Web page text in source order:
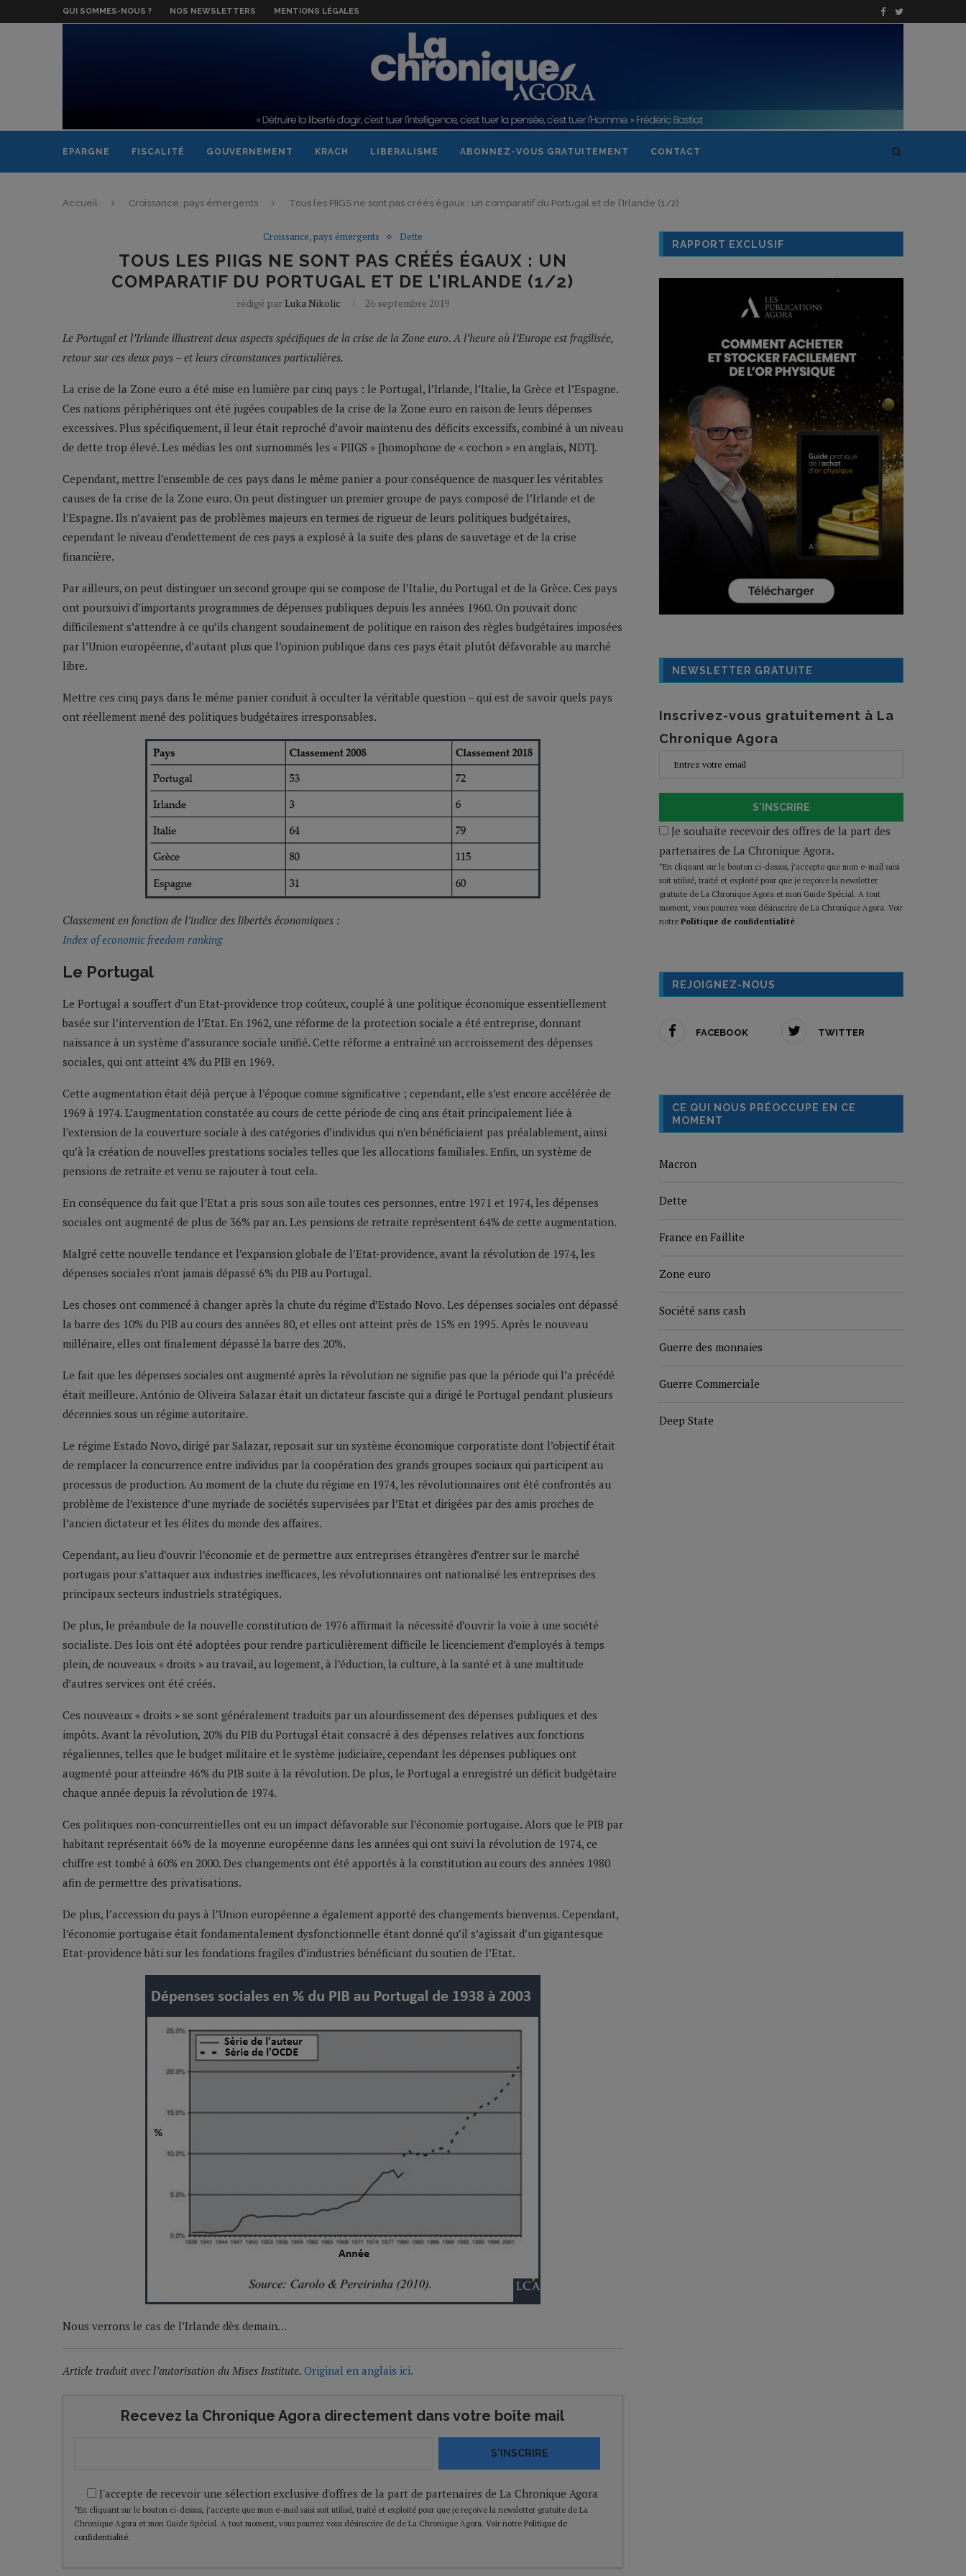
QUI SOMMES-NOUS ? NOS NEWSLETTERS MENTIONS LÉGALES
EPARGNE FISCALITÉ GOUVERNEMENT KRACH LIBERALISME ABONNEZ-VOUS GRATUITEMENT CONTACT
Accueil Croissance, pays émergents Tous les PIIGS ne sont pas créés égaux : un comparatif du Portugal et de l’Irlande (1/2)
Croissance, pays émergents Dette
TOUS LES PIIGS NE SONT PAS CRÉÉS ÉGAUX : UN
COMPARATIF DU PORTUGAL ET DE L’IRLANDE (1/2)
rédigé par Luka Nikolic 26 septembre 2019
Le Portugal et l’Irlande illustrent deux aspects spécifiques de la crise de la Zone euro. A l’heure où l’Europe est fragilisée,
retour sur ces deux pays – et leurs circonstances particulières.
La crise de la Zone euro a été mise en lumière par cinq pays : le Portugal, l’Irlande, l’Italie, la Grèce et l’Espagne.
Ces nations périphériques ont été jugées coupables de la crise de la Zone euro en raison de leurs dépenses
excessives. Plus spécifiquement, il leur était reproché d’avoir maintenu des déficits excessifs, combiné à un niveau
de dette trop élevé. Les médias les ont surnommés les « PIIGS » [homophone de « cochon » en anglais, NDT].
Cependant, mettre l’ensemble de ces pays dans le même panier a pour conséquence de masquer les véritables
causes de la crise de la Zone euro. On peut distinguer un premier groupe de pays composé de l’Irlande et de
l’Espagne. Ils n’avaient pas de problèmes majeurs en termes de rigueur de leurs politiques budgétaires,
cependant le niveau d’endettement de ces pays a explosé à la suite des plans de sauvetage et de la crise
financière.
Par ailleurs, on peut distinguer un second groupe qui se compose de l’Italie, du Portugal et de la Grèce. Ces pays
ont poursuivi d’importants programmes de dépenses publiques depuis les années 1960. On pouvait donc
difficilement s’attendre à ce qu’ils changent soudainement de politique en raison des règles budgétaires imposées
par l’Union européenne, d’autant plus que l’opinion publique dans ces pays était plutôt défavorable au marché
libre.
Mettre ces cinq pays dans le même panier conduit à occulter la véritable question – qui est de savoir quels pays
ont réellement mené des politiques budgétaires irresponsables.
Classement en fonction de l’indice des libertés économiques :
Index of economic freedom ranking
Le Portugal
Le Portugal a souffert d’un Etat-providence trop coûteux, couplé à une politique économique essentiellement
basée sur l’intervention de l’Etat. En 1962, une réforme de la protection sociale a été entreprise, donnant
naissance à un système d’assurance sociale unifié. Cette réforme a entraîné un accroissement des dépenses
sociales, qui ont atteint 4% du PIB en 1969.
Cette augmentation était déjà perçue à l’époque comme significative ; cependant, elle s’est encore accélérée de
1969 à 1974. L’augmentation constatée au cours de cette période de cinq ans était principalement liée à
l’extension de la couverture sociale à des catégories d’individus qui n’en bénéficiaient pas préalablement, ainsi
qu’à la création de nouvelles prestations sociales telles que les allocations familiales. Enfin, un système de
pensions de retraite et venu se rajouter à tout cela.
En conséquence du fait que l’Etat a pris sous son aile toutes ces personnes, entre 1971 et 1974, les dépenses
sociales ont augmenté de plus de 36% par an. Les pensions de retraite représentent 64% de cette augmentation.
Malgré cette nouvelle tendance et l’expansion globale de l’Etat-providence, avant la révolution de 1974, les
dépenses sociales n’ont jamais dépassé 6% du PIB au Portugal.
Les choses ont commencé à changer après la chute du régime d’Estado Novo. Les dépenses sociales ont dépassé
la barre des 10% du PIB au cours des années 80, et elles ont atteint près de 15% en 1995. Après le nouveau
millénaire, elles ont finalement dépassé la barre des 20%.
Le fait que les dépenses sociales ont augmenté après la révolution ne signifie pas que la période qui l’a précédé
était meilleure. António de Oliveira Salazar était un dictateur fasciste qui a dirigé le Portugal pendant plusieurs
décennies sous un régime autoritaire.
Le régime Estado Novo, dirigé par Salazar, reposait sur un système économique corporatiste dont l’objectif était
de remplacer la concurrence entre individus par la coopération des grands groupes sociaux qui participent au
processus de production. Au moment de la chute du régime en 1974, les révolutionnaires ont été confrontés au
problème de l’existence d’une myriade de sociétés supervisées par l’Etat et dirigées par des amis proches de
l’ancien dictateur et les élites du monde des affaires.
Cependant, au lieu d’ouvrir l’économie et de permettre aux entreprises étrangères d’entrer sur le marché
portugais pour s’attaquer aux industries inefficaces, les révolutionnaires ont nationalisé les entreprises des
principaux secteurs industriels stratégiques.
De plus, le préambule de la nouvelle constitution de 1976 affirmait la nécessité d’ouvrir la voie à une société
socialiste. Des lois ont été adoptées pour rendre particulièrement difficile le licenciement d’employés à temps
plein, de nouveaux « droits » au travail, au logement, à l’éduction, la culture, à la santé et à une multitude
d’autres services ont été créés.
Ces nouveaux « droits » se sont généralement traduits par un alourdissement des dépenses publiques et des
impôts. Avant la révolution, 20% du PIB du Portugal était consacré à des dépenses relatives aux fonctions
régaliennes, telles que le budget militaire et le système judiciaire, cependant les dépenses publiques ont
augmenté pour atteindre 46% du PIB suite à la révolution. De plus, le Portugal a enregistré un déficit budgétaire
chaque année depuis la révolution de 1974.
Ces politiques non-concurrentielles ont eu un impact défavorable sur l’économie portugaise. Alors que le PIB par
habitant représentait 66% de la moyenne européenne dans les années qui ont suivi la révolution de 1974, ce
chiffre est tombé à 60% en 2000. Des changements ont été apportés à la constitution au cours des années 1980
afin de permettre des privatisations.
De plus, l’accession du pays à l’Union européenne a également apporté des changements bienvenus. Cependant,
l’économie portugaise était fondamentalement dysfonctionnelle étant donné qu’il s’agissait d’un gigantesque
Etat-providence bâti sur les fondations fragiles d’industries bénéficiant du soutien de l’Etat.
Nous verrons le cas de l’Irlande dès demain…
Article traduit avec l’autorisation du Mises Institute. Original en anglais ici.
Recevez la Chronique Agora directement dans votre boîte mail
S'INSCRIRE
J'accepte de recevoir une sélection exclusive d'offres de la part de partenaires de La Chronique Agora
*En cliquant sur le bouton ci-dessus, j’accepte que mon e-mail saisi soit utilisé, traité et exploité pour que je reçoive la newsletter gratuite de La
Chronique Agora et mon Guide Spécial. A tout moment, vous pourrez vous désinscrire de de La Chronique Agora. Voir notre Politique de
confidentialité.
RAPPORT EXCLUSIF
NEWSLETTER GRATUITE
Inscrivez-vous gratuitement à La
Chronique Agora
S'INSCRIRE
Je souhaite recevoir des offres de la part des
partenaires de La Chronique Agora.
*En cliquant sur le bouton ci-dessus, j’accepte que mon e-mail saisi
soit utilisé, traité et exploité pour que je reçoive la newsletter
gratuite de La Chronique Agora et mon Guide Spécial. A tout
moment, vous pourrez vous désinscrire de La Chronique Agora. Voir
notre Politique de confidentialité.
REJOIGNEZ-NOUS
FACEBOOK TWITTER
CE QUI NOUS PRÉOCCUPE EN CE
MOMENT
Macron
Dette
France en Faillite
Zone euro
Société sans cash
Guerre des monnaies
Guerre Commerciale
Deep State